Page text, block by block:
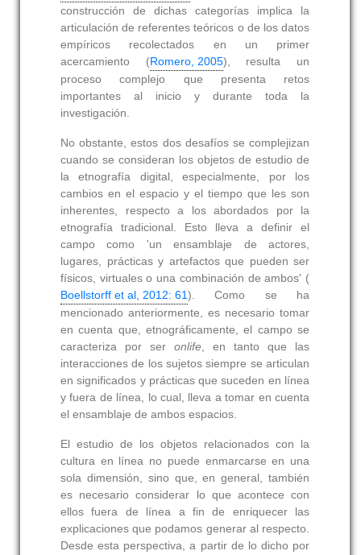
construcción de dichas categorías implica la
articulación de referentes teóricos o de los datos
empíricos recolectados en un primer
acercamiento (Romero, 2005), resulta un
proceso complejo que presenta retos
importantes al inicio y durante toda la
investigación.
No obstante, estos dos desafíos se complejizan
cuando se consideran los objetos de estudio de
la etnografía digital, especialmente, por los
cambios en el espacio y el tiempo que les son
inherentes, respecto a los abordados por la
etnografía tradicional. Esto lleva a definir el
campo como 'un ensamblaje de actores,
lugares, prácticas y artefactos que pueden ser
físicos, virtuales o una combinación de ambos' (
Boellstorff et al, 2012: 61). Como se ha
mencionado anteriormente, es necesario tomar
en cuenta que, etnográficamente, el campo se
caracteriza por seronlife , en tanto que las
interacciones de los sujetos siempre se articulan
en significados y prácticas que suceden en línea
y fuera de línea, lo cual, lleva a tomar en cuenta
el ensamblaje de ambos espacios.
El estudio de los objetos relacionados con la
cultura en línea no puede enmarcarse en una
sola dimensión, sino que, en general, también
es necesario considerar lo que acontece con
ellos fuera de línea a fin de enriquecer las
explicaciones que podamos generar al respecto.
Desde esta perspectiva, a partir de lo dicho por